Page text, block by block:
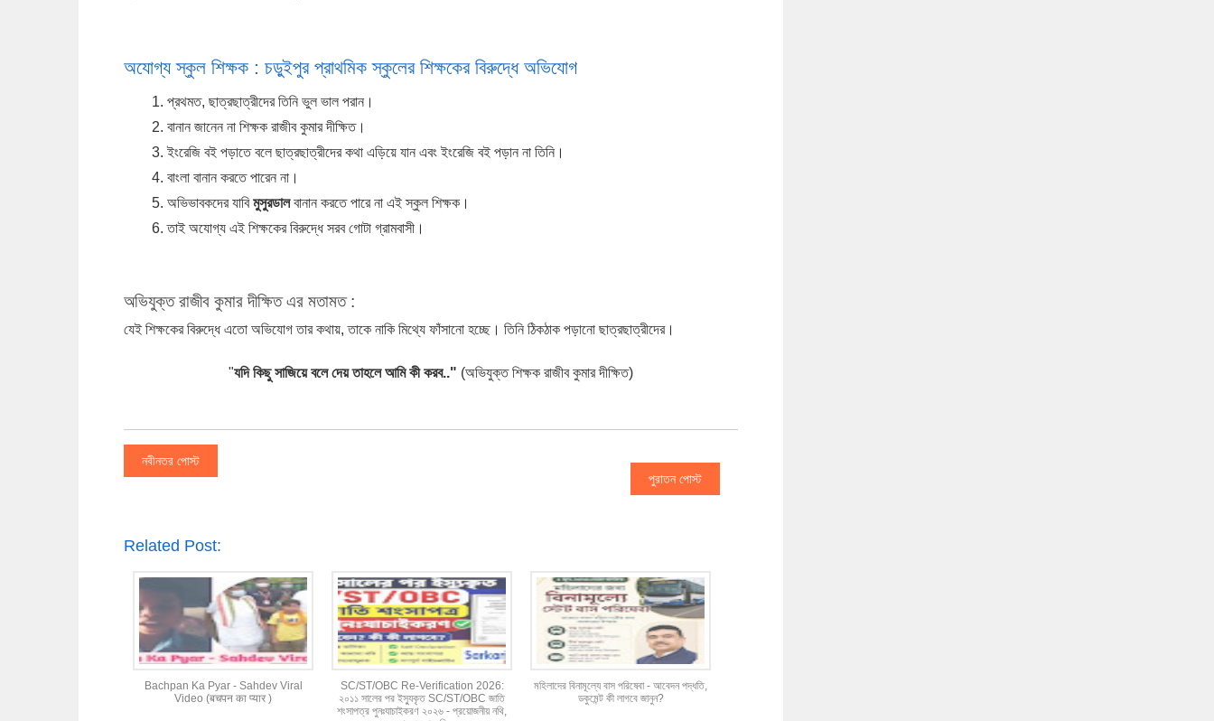
অযোগ্য স্কুল শিক্ষক : চড়ুইপুর প্রাথমিক স্কুলের শিক্ষকের বিরুদ্ধে অভিযোগ
প্রথমত, ছাত্রছাত্রীদের তিনি ভুল ভাল পরান।
বানান জানেন না শিক্ষক রাজীব কুমার দীক্ষিত।
ইংরেজি বই পড়াতে বলে ছাত্রছাত্রীদের কথা এড়িয়ে যান এবং ইংরেজি বই পড়ান না তিনি।
বাংলা বানান করতে পারেন না।
অভিভাবকদের যাবি মুসুরডাল বানান করতে পারে না এই স্কুল শিক্ষক।
তাই অযোগ্য এই শিক্ষকের বিরুদ্ধে সরব গোটা গ্রামবাসী।
অভিযুক্ত রাজীব কুমার দীক্ষিত এর মতামত :
যেই শিক্ষকের বিরুদ্ধে এতো অভিযোগ তার কথায়, তাকে নাকি মিথ্যে ফাঁসানো হচ্ছে। তিনি ঠিকঠাক পড়ানো ছাত্রছাত্রীদের।
"যদি কিছু সাজিয়ে বলে দেয় তাহলে আমি কী করব.." (অভিযুক্ত শিক্ষক রাজীব কুমার দীক্ষিত)
নবীনতর পোস্ট
পুরাতন পোস্ট
Related Post:
Bachpan Ka Pyar - Sahdev Viral
Video (बचपन का प्यार )
SC/ST/OBC Re-Verification 2026:
২০১১ সালের পর ইস্যুকৃত SC/ST/OBC জাতি
শংসাপত্র পুনঃযাচাইকরণ ২০২৬ - প্রয়োজনীয় নথি,
মহিলাদের বিনামূল্যে বাস পরিষেবা - আবেদন পদ্ধতি,
ডকুমেন্ট কী লাগবে জানুন?